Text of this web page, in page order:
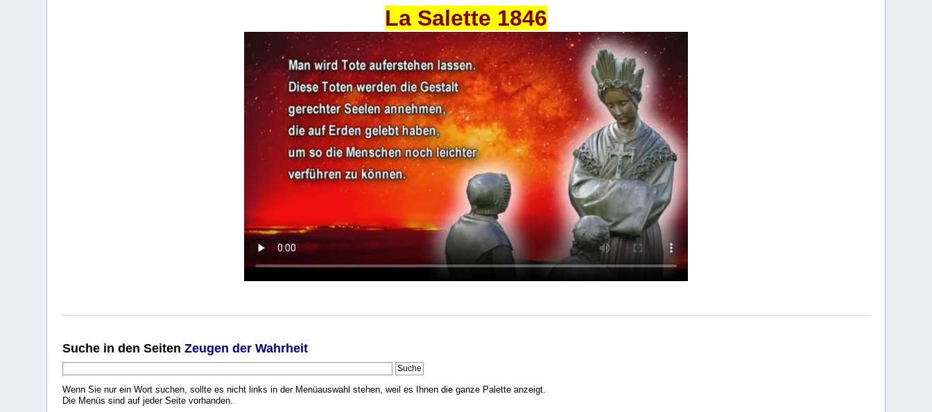
La Salette 1846
Suche in den SeitenZeugen der Wahrheit
Wenn Sie nur ein Wort suchen, sollte es nicht links in der Menüauswahl stehen, weil es Ihnen die ganze Palette anzeigt.
Die Menüs sind auf jeder Seite vorhanden..